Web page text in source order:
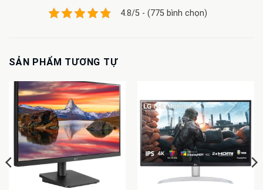
4.8/5 - (775 bình chọn)
SẢN PHẨM TƯƠNG TỰ